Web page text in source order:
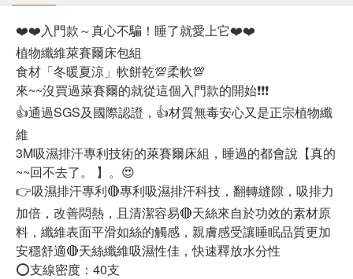
❤️❤️入門款～真心不騙！睡了就愛上它❤️❤️
植物纖維萊賽爾床包組
食材「冬暖夏涼」 軟餅乾💯柔軟💯
來~~沒買過萊賽爾的就從這個入門款的開始❗️❗️❗️
👍通過SGS及國際認證， 👍材質無毒安心又是正宗植物纖
維
3M吸濕排汗專利技術的萊賽爾床組，睡過的都會說【真的
~~回不去了。 】。 😍
👉吸濕排汗專利🔴專利吸濕排汗科技，翻轉縫隙，吸排力
加倍，改善悶熱，且清潔容易🔴天絲來自於功效的素材原
料，纖維表面平滑如絲的觸感，親膚感受讓睡眠品質更加
安穩舒適🔴天絲纖維吸濕性佳，快速釋放水分性
⭕️支線密度：40支